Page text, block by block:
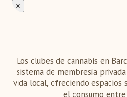
×
Los clubes de cannabis en
sistema de membresía
vida local, ofreciendo espacios
el consumo entre